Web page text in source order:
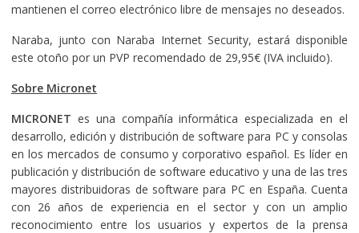
mantienen el correo electrónico libre de mensajes no deseados.
Naraba, junto con Naraba Internet Security, estará disponible
este otoño por un PVP recomendado de 29,95€ (IVA incluido).
Sobre Micronet
MICRONET es una compañía informática especializada en el
desarrollo, edición y distribución de software para PC y consolas
en los mercados de consumo y corporativo español. Es líder en
publicación y distribución de software educativo y una de las tres
mayores distribuidoras de software para PC en España. Cuenta
con 26 años de experiencia en el sector y con un amplio
reconocimiento entre los usuarios y expertos de la prensa